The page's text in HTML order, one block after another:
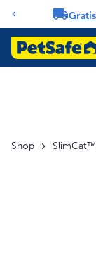
Shop